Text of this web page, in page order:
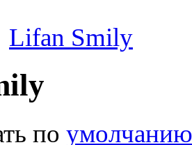
Lifan Smily
по умолчанию